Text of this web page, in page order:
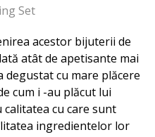
Set
acestor bijuterii de
atât de apetisante mai
degustat cu mare plăcere
cum i -au plăcut lui
cu care sunt
ingredientelor lor